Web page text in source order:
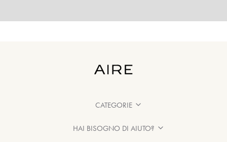
CATEGORIE
HAI BISOGNO DI AIUTO?